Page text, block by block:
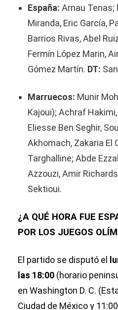
España: Arnau Tenas;
Miranda, Eric García,
Barrios Rivas, Abel
Fermín López Marin,
Gómez Martín. DT:
Marruecos: Munir
Kajoui); Achraf
Eliesse Ben Seghir,
Akhomach, Zakaria El
Targhalline; Abde
Azzouzi, Amir
Sektioui.
¿A QUÉ HORA FUE
POR LOS JUEGOS
El partido se disputó el
las 18:00 (horario
en Washington D. C.
Ciudad de México y